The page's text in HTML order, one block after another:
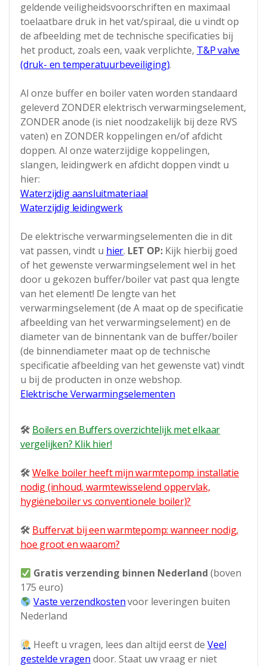
geldende veiligheidsvoorschriften en maximaal
toelaatbare druk in het vat/spiraal, die u vindt op
de afbeelding met de technische specificaties bij
het product, zoals een, vaak verplichte, T&P valve
(druk- en temperatuurbeveiliging).
Al onze buffer en boiler vaten worden standaard
geleverd ZONDER elektrisch verwarmingselement,
ZONDER anode (is niet noodzakelijk bij deze RVS
vaten) en ZONDER koppelingen en/of afdicht
doppen. Al onze waterzijdige koppelingen,
slangen, leidingwerk en afdicht doppen vindt u
hier:
Waterzijdig aansluitmateriaal
Waterzijdig leidingwerk
De elektrische verwarmingselementen die in dit
vat passen, vindt u hier. LET OP: Kijk hierbij goed
of het gewenste verwarmingselement wel in het
door u gekozen buffer/boiler vat past qua lengte
van het element! De lengte van het
verwarmingselement (de A maat op de specificatie
afbeelding van het verwarmingselement) en de
diameter van de binnentank van de buffer/boiler
(de binnendiameter maat op de technische
specificatie afbeelding van het gewenste vat) vindt
u bij de producten in onze webshop.
Elektrische Verwarmingselementen
🛠 Boilers en Buffers overzichtelijk met elkaar
vergelijken? Klik hier!
🛠Welke boiler heeft mijn warmtepomp installatie
nodig (inhoud, warmtewisselend oppervlak,
hygiëneboiler vs conventionele boiler)?
🛠 Buffervat bij een warmtepomp: wanneer nodig,
hoe groot en waarom?
Gratis verzending binnen Nederland (boven
175 euro)
Vaste verzendkostenvoor leveringen buiten
Nederland
Heeft u vragen, lees dan altijd eerst deVeel
gestelde vragen door. Staat uw vraag er niet